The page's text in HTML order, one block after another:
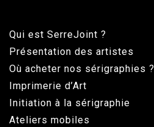
Qui est SerreJoint ?
Présentation des artistes
Où acheter nos sérigraphies ?
Imprimerie d’Art
Initiation à la sérigraphie
Ateliers mobiles